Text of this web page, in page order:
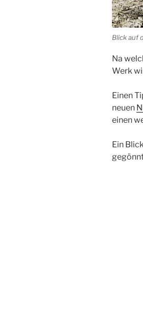
Blick auf
Na
Werk
Einen
neuen
einen
Ein